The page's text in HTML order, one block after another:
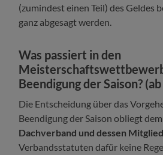
(zumindest einen Teil) des Geldes
ganz abgesagt werden.
Was passiert in den
Beendigung der Saison?
Die Entscheidung über das
Beendigung der Saison obliegt
Dachverband und dessen
Verbandsstatuten dafür keine